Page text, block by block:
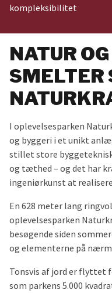
kompleksibilitet
NATUR
SMELTER
I oplevelsesparken
og byggeri i et unikt
stillet store
og tæthed – og det har
ingeniørkunst at
En 628 meter lang
oplevelsesparken
besøgende siden
og elementerne på
Tonsvis af jord er flyttet
som parkens 5.000